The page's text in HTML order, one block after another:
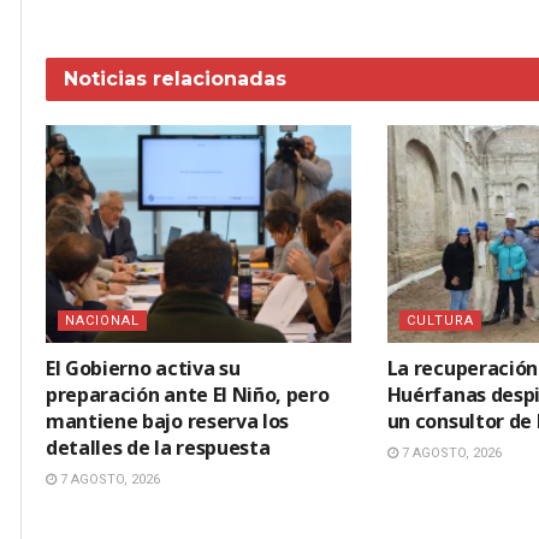
Noticias relacionadas
NACIONAL
El Gobierno activa su
preparación ante El Niño, pero
mantiene bajo reserva los
detalles de la respuesta
7 AGOSTO, 2026
CULTURA
La
Huérfanas
un consultor de
7 AGOSTO, 2026